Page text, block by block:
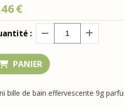
€
:
PANIER
bille de bain effervescente 9g